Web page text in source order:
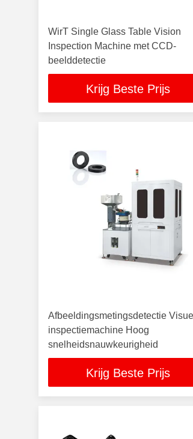
WirT Single Glass Table Vision
Inspection Machine met CCD-
beelddetectie
Krijg Beste Prijs
Afbeeldingsmetingsdetectie
inspectiemachine Hoog
snelheidsnauwkeurigheid
Krijg Beste Prijs